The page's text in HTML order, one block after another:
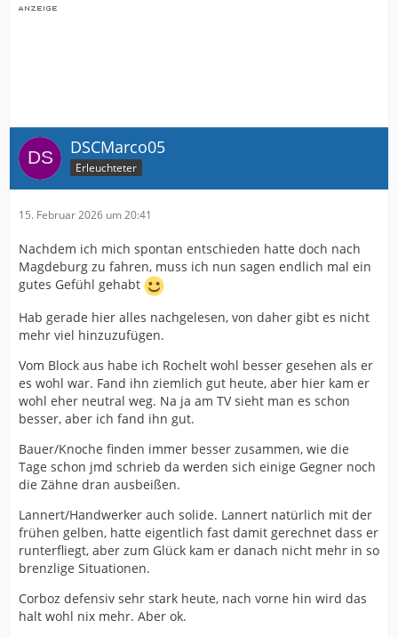
DSCMarco05
Erleuchteter
15. Februar 2026 um 20:41
Nachdem ich mich spontan entschieden hatte doch nach
Magdeburg zu fahren, muss ich nun sagen endlich mal ein
gutes Gefühl gehabt
Hab gerade hier alles nachgelesen, von daher gibt es nicht
mehr viel hinzuzufügen.
Vom Block aus habe ich Rochelt wohl besser gesehen als er
es wohl war. Fand ihn ziemlich gut heute, aber hier kam er
wohl eher neutral weg. Na ja am TV sieht man es schon
besser, aber ich fand ihn gut.
Bauer/Knoche finden immer besser zusammen, wie die
Tage schon jmd schrieb da werden sich einige Gegner noch
die Zähne dran ausbeißen.
Lannert/Handwerker auch solide. Lannert natürlich mit der
frühen gelben, hatte eigentlich fast damit gerechnet dass er
runterfliegt, aber zum Glück kam er danach nicht mehr in so
brenzlige Situationen.
Corboz defensiv sehr stark heute, nach vorne hin wird das
halt wohl nix mehr. Aber ok.